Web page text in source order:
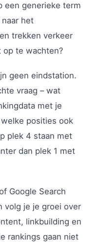
een generieke term
het
trekken verkeer
op te wachten?
geen eindstation.
vraag – wat
met je
posities ook
plek 4 staan met
dan plek 1 met
Google Search
volg je je groei over
linkbuilding en
rankings gaan niet